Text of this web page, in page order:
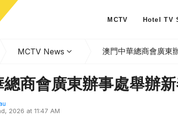
MCTV Hotel TV
MCTV News 澳門中華總商會廣東
商會廣東辦事處舉辦
2026 at 11:47 AM